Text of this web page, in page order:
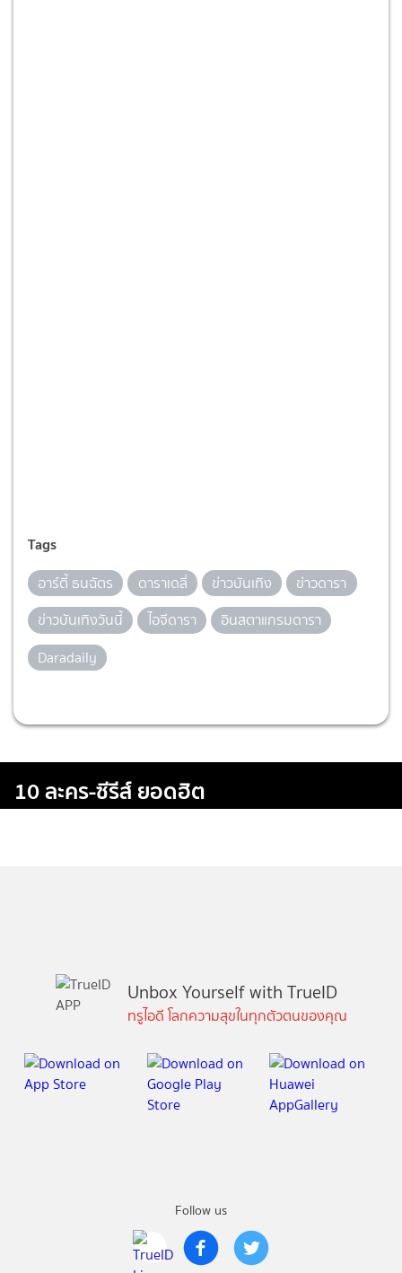
Tags
อาร์ตี้ ธนฉัตร ดาราเดลี่ ข่าวบันเทิง
ข่าวดารา
ข่าวบันเทิงวันนี้
ไอจีดารา
อินสตาแกรมดารา
Daradaily
10 ละคร-ซีรีส์ ยอดฮิต
Follow us
Unbox Yourself with TrueID
ทรูไอดี โลกความสุขในทุกตัวตนของคุณ